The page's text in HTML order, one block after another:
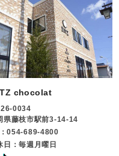
chocolat
0034
県藤枝市駅前3-14-14
054-689-4800
日：毎週月曜日